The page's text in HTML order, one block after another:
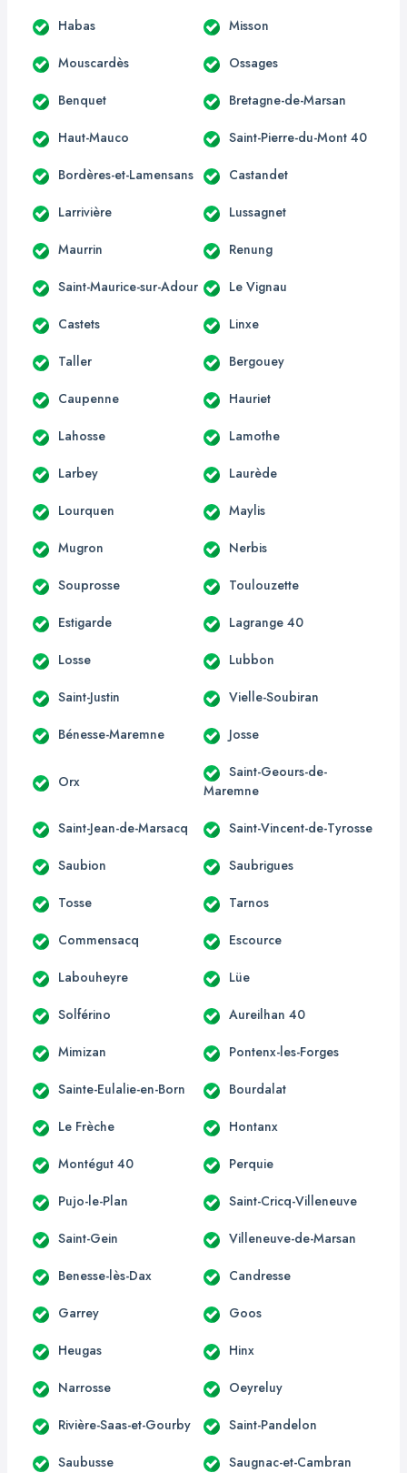
Habas Misson
Mouscardès Ossages
Benquet Bretagne-de-Marsan
Haut-Mauco Saint-Pierre-du-Mont 40
Bordères-et-Lamensans Castandet
Larrivière Lussagnet
Maurrin Renung
Saint-Maurice-sur-Adour Le Vignau
Castets Linxe
Taller Bergouey
Caupenne Hauriet
Lahosse Lamothe
Larbey Laurède
Lourquen Maylis
Mugron Nerbis
Souprosse Toulouzette
Estigarde Lagrange 40
Losse Lubbon
Saint-Justin Vielle-Soubiran
Bénesse-Maremne Josse
Orx
Saint-Geours-de-
Maremne
Saint-Jean-de-Marsacq Saint-Vincent-de-Tyrosse
Saubion Saubrigues
Tosse Tarnos
Commensacq Escource
Labouheyre Lüe
Solférino Aureilhan 40
Mimizan Pontenx-les-Forges
Sainte-Eulalie-en-Born Bourdalat
Le Frèche Hontanx
Montégut 40 Perquie
Pujo-le-Plan Saint-Cricq-Villeneuve
Saint-Gein Villeneuve-de-Marsan
Benesse-lès-Dax Candresse
Garrey Goos
Heugas Hinx
Narrosse Oeyreluy
Rivière-Saas-et-Gourby Saint-Pandelon
Saubusse Saugnac-et-Cambran